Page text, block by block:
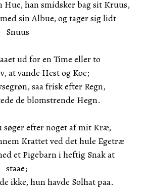
Hue, han smidsker bag sit Kruus,
sin Albue, og tager sig lidt
Snuus
ud for en Time eller to
at vande Hest og Koe;
saa frisk efter Regn,
de blomstrende Hegn.
søger efter noget af mit Kræ,
Krattet ved det hule Egetræ
et Pigebarn i heftig Snak at
staae;
ikke, hun havde Solhat paa.